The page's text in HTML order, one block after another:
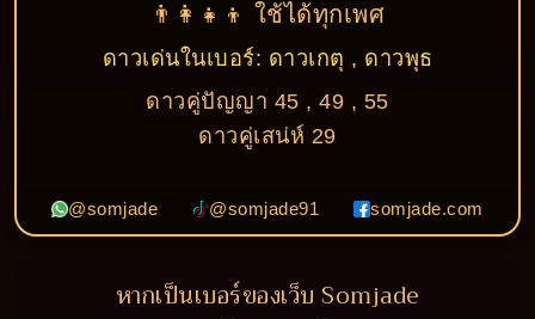
👨‍👩‍👧‍👦 ใช้ได้ทุกเพศ
ดาวเด่นในเบอร์: ดาวเกตุ , ดาวพุธ
ดาวคู่ปัญญา 45 , 49 , 55
ดาวคู่เสน่ห์ 29
@somjade @somjade91 somjade.com
หากเป็นเบอร์ของเว็บ Somjade